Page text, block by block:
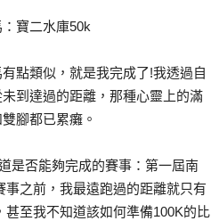
寶二水庫50k
點類似，就是我完成了!我透過自
到達過的距離，那種心靈上的滿
腳都已累癱。
是否能夠完成的賽事：第一屆南
之前，我最遠跑過的距離就只有
甚至我不知道該如何準備100K的比